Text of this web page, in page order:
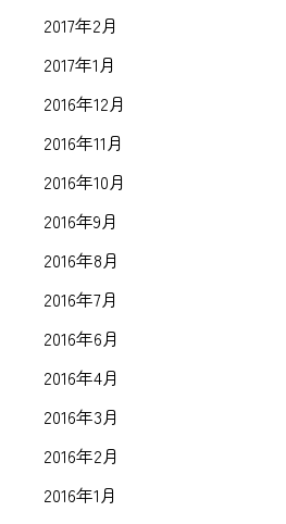
2017年2月
2017年1月
2016年12月
2016年11月
2016年10月
2016年9月
2016年8月
2016年7月
2016年6月
2016年4月
2016年3月
2016年2月
2016年1月